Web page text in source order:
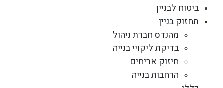
ביטוח לבניין
תחזוק בניין
מהנדס חברת ניהול
בדיקת ליקויי בנייה
חיזוק אריחים
הרחבות בנייה